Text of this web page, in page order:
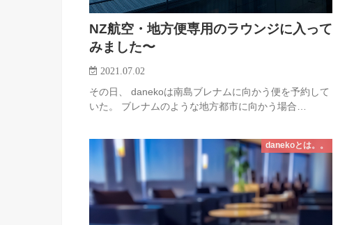
NZ航空・地方便専用のラウンジに入って
みました〜
2021.07.02
その日、 danekoは南島ブレナムに向かう便を予約して
いた。 ブレナムのような地方都市に向かう場合…
danekoとは。。